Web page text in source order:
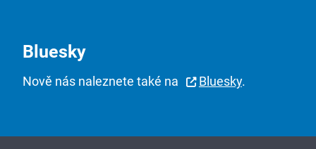
Bluesky
Nově nás naleznete také na Bluesky.